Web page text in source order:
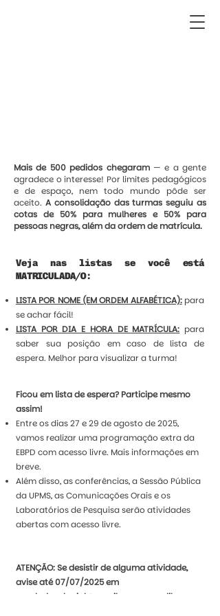
Mais de 500 pedidos chegaram — e a gente
agradece o interesse! Por limites pedagógicos
e de espaço, nem todo mundo pôde ser
aceito. A consolidação das turmas seguiu as
cotas de 50% para mulheres e 50% para
pessoas negras, além da ordem de matrícula.
Veja nas listas se você está
MATRICULADA/O:
LISTA POR NOME (EM ORDEM ALFABÉTICA):para
se achar fácil!
LISTA POR DIA E HORA DE MATRÍCULA: para
saber sua posição em caso de lista de
espera. Melhor para visualizar a turma!
Ficou em lista de espera? Participe mesmo
assim!
Entre os dias 27 e 29 de agosto de 2025,
vamos realizar uma programação extra da
EBPD com acesso livre. Mais informações em
breve.
Além disso, as conferências, a Sessão Pública
da UPMS, as Comunicações Orais e os
Laboratórios de Pesquisa serão atividades
abertas com acesso livre.
ATENÇÃO: Se desistir de alguma atividade,
avise até 07/07/2025 em
escoladecolonial@gmail.com
— pra liberar a